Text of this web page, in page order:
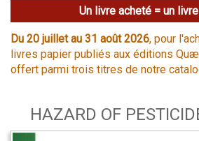
Un livre acheté = un
Du 20 juillet au 31 août 2026, pour
livres papier publiés aux éditions
offert parmi trois titres de notre
HAZARD OF